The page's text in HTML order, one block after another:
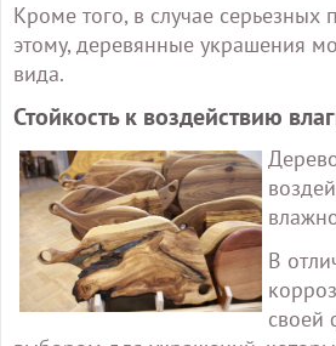
Кроме того, в случае
этому, деревянные украшения
вида.
Стойкость к воздействию
В
своей